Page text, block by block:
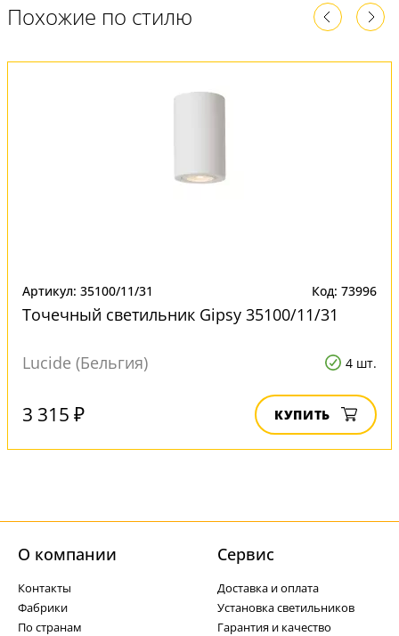
Похожие по стилю
Артикул: 35100/11/31 Код: 73996
Точечный светильник Gipsy 35100/11/31
Lucide (Бельгия) 4 шт.
3 315 ₽ КУПИТЬ
О компании
Контакты
Фабрики
По странам
Cервис
Доставка и оплата
Установка светильников
Гарантия и качество